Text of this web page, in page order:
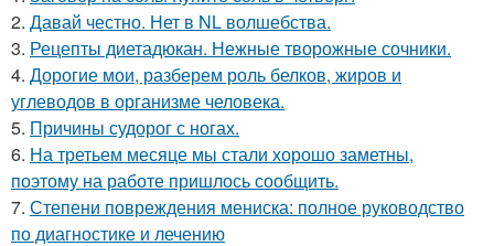
2. Давай честно. Нет в NL волшебства.
3. Рецепты диетадюкан. Нежные творожные сочники.
4. Дорогие мои, разберем роль белков, жиров и
углеводов в организме человека.
5. Причины судорог с ногах.
6. На третьем месяце мы стали хорошо заметны,
поэтому на работе пришлось сообщить.
7. Степени повреждения мениска: полное руководство
по диагностике и лечению